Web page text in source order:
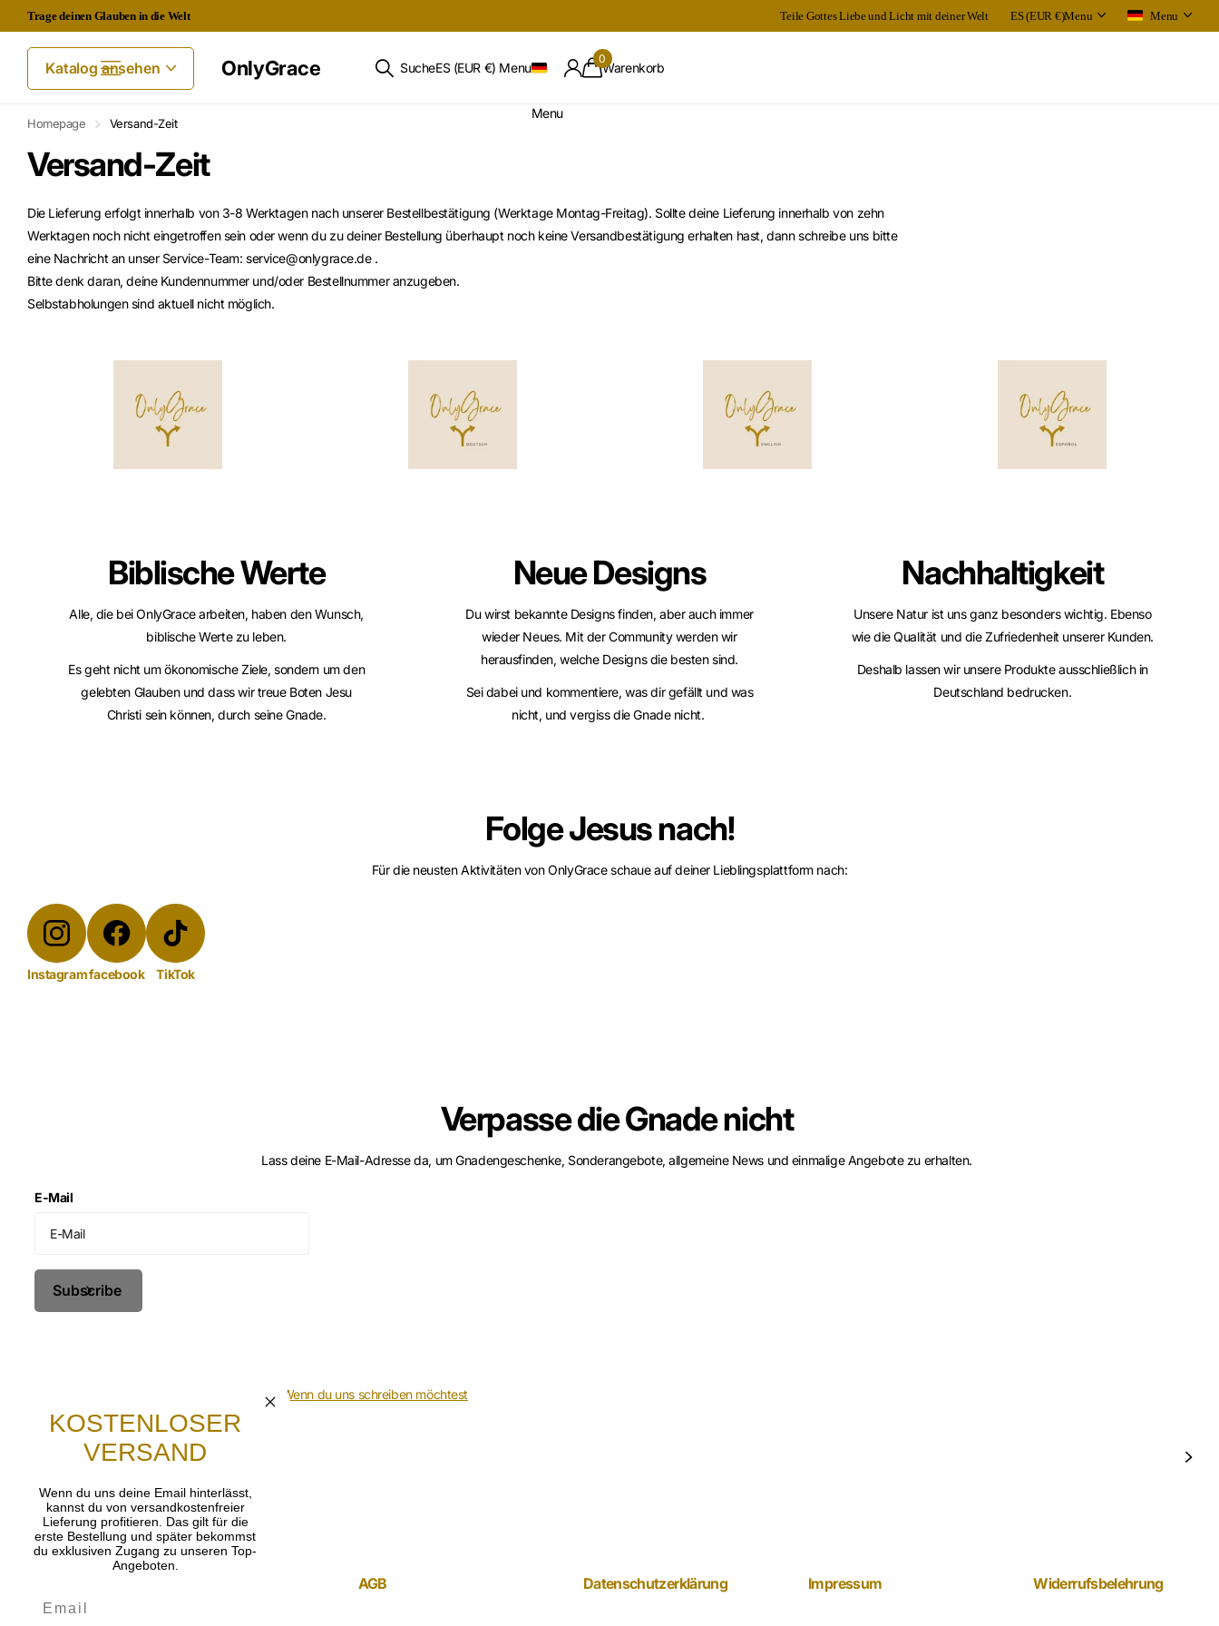
Trage deinen Glauben in die Welt Teile Gottes Liebe und Licht mit deiner Welt ES (EUR €)Menu Menu
Katalog ansehen OnlyGrace SucheES (EUR €) Menu
Menu
Warenkorb
0
Homepage Versand-Zeit
Versand-Zeit
Die Lieferung erfolgt innerhalb von 3-8 Werktagen nach unserer Bestellbestätigung (Werktage Montag-Freitag). Sollte deine Lieferung innerhalb von zehn
Werktagen noch nicht eingetroffen sein oder wenn du zu deiner Bestellung überhaupt noch keine Versandbestätigung erhalten hast, dann schreibe uns bitte
eine Nachricht an unser Service-Team: service@onlygrace.de .
Bitte denk daran, deine Kundennummer und/oder Bestellnummer anzugeben.
Selbstabholungen sind aktuell nicht möglich.
Biblische Werte
Alle, die bei OnlyGrace arbeiten, haben den Wunsch,
biblische Werte zu leben.
Es geht nicht um ökonomische Ziele, sondern um den
gelebten Glauben und dass wir treue Boten Jesu
Christi sein können, durch seine Gnade.
Neue Designs
Du wirst bekannte Designs finden, aber auch immer
wieder Neues. Mit der Community werden wir
herausfinden, welche Designs die besten sind.
Sei dabei und kommentiere, was dir gefällt und was
nicht, und vergiss die Gnade nicht.
Nachhaltigkeit
Unsere Natur ist uns ganz besonders wichtig. Ebenso
wie die Qualität und die Zufriedenheit unserer Kunden.
Deshalb lassen wir unsere Produkte ausschließlich in
Deutschland bedrucken.
Folge Jesus nach!
Für die neusten Aktivitäten von OnlyGrace schaue auf deiner Lieblingsplattform nach:
Instagramfacebook TikTok
Verpasse die Gnade nicht
Lass deine E-Mail-Adresse da, um Gnadengeschenke, Sonderangebote, allgemeine News und einmalige Angebote zu erhalten.
E-Mail
Subscribe
Wenn du uns schreiben möchtest
FAQ (frequently asked questions)
Lasst uns beten, dass die frohe Botschaft
AGB Datenschutzerklärung Impressum Widerrufsbelehrung
KOSTENLOSER
VERSAND
Wenn du uns deine Email hinterlässt,
kannst du von versandkostenfreier
Lieferung profitieren. Das gilt für die
erste Bestellung und später bekommst
du exklusiven Zugang zu unseren Top-
Angeboten.